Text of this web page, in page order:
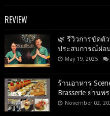
REVIEW
🌿 รีวิวการขัดตัว
ประสบการณ์ผ่อ
May 19, 2025
ร้านอาหาร
Brasserie ย่าน
November 02,